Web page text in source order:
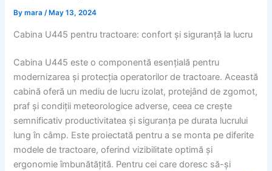
Bymara/ May 13, 2024
Cabina U445 pentru tractoare: confort și siguranță la lucru
Cabina U445 este o componentă esențială pentru
modernizarea și protecția operatorilor de tractoare. Această
cabină oferă un mediu de lucru izolat, protejând de zgomot,
praf și condiții meteorologice adverse, ceea ce crește
semnificativ productivitatea și siguranța pe durata lucrului
lung în câmp. Este proiectată pentru a se monta pe diferite
modele de tractoare, oferind vizibilitate optimă și
ergonomie îmbunătățită. Pentru cei care doresc să-și